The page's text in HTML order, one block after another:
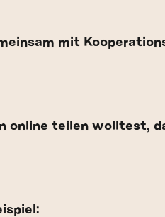
mit
online teilen wolltest,